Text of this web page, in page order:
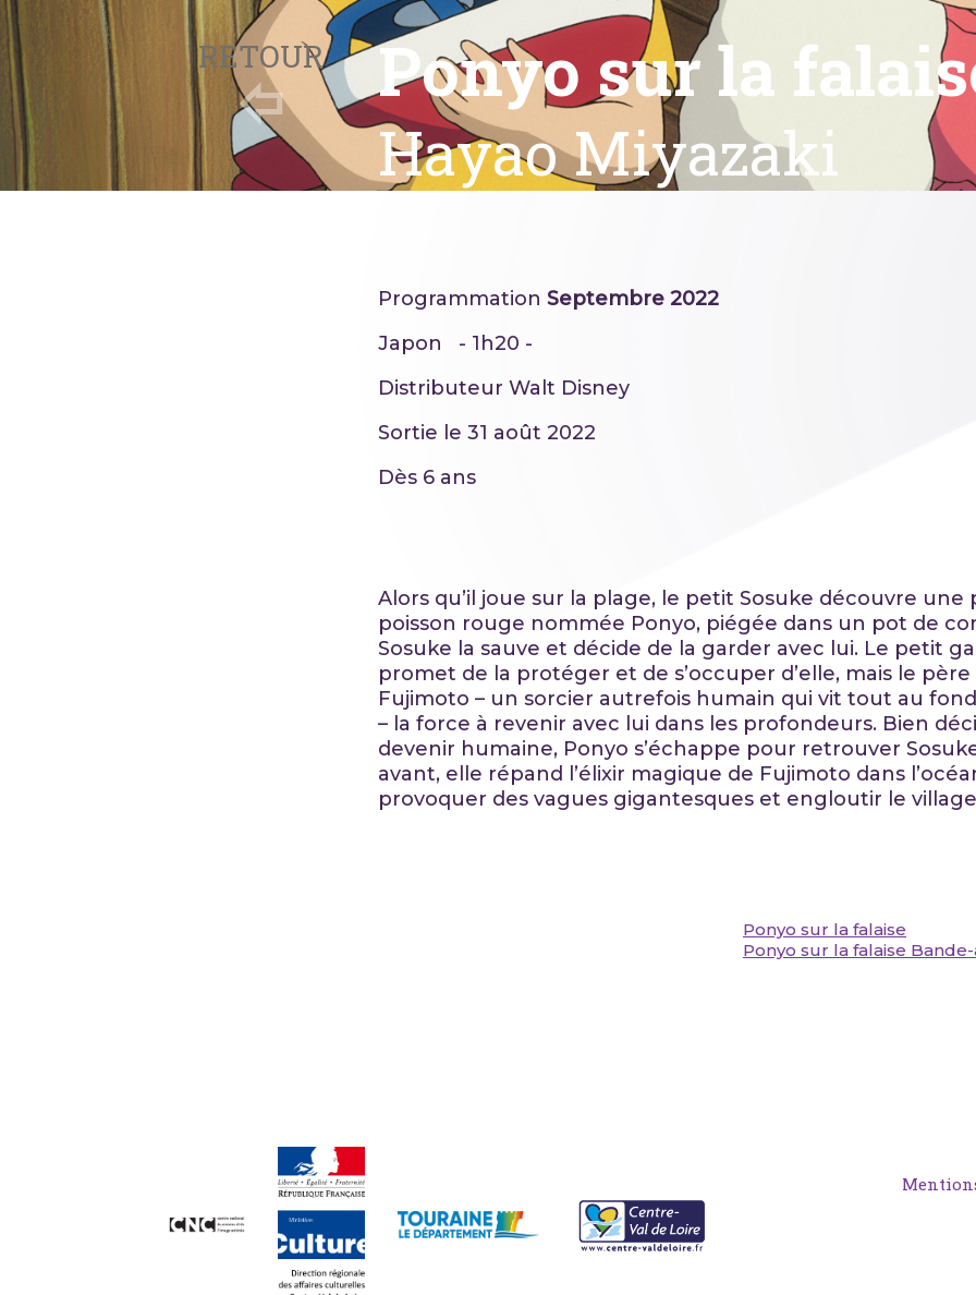
Ponyo sur la
Hayao Miyazaki
RETOUR
Programmation Septembre 2022
Japon - 1h20 -
Distributeur Walt Disney
Sortie le 31 août 2022
Dès 6 ans
Alors qu’il joue sur la plage, le petit Sosuke découvre une
poisson rouge nommée Ponyo, piégée dans un pot de
Sosuke la sauve et décide de la garder avec lui. Le petit
promet de la protéger et de s’occuper d’elle, mais le père
Fujimoto – un sorcier autrefois humain qui vit tout au
– la force à revenir avec lui dans les profondeurs. Bien
devenir humaine, Ponyo s’échappe pour retrouver
avant, elle répand l’élixir magique de Fujimoto dans
provoquer des vagues gigantesques et engloutir le
Ponyo sur la falaise
Ponyo sur la falaise